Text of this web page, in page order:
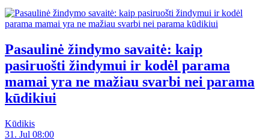
Pasaulinė žindymo savaitė: kaip
pasiruošti žindymui ir kodėl parama
mamai yra ne mažiau svarbi nei parama
kūdikiui
Kūdikis
31. Jul 08:00